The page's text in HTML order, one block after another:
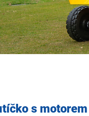
s motorem